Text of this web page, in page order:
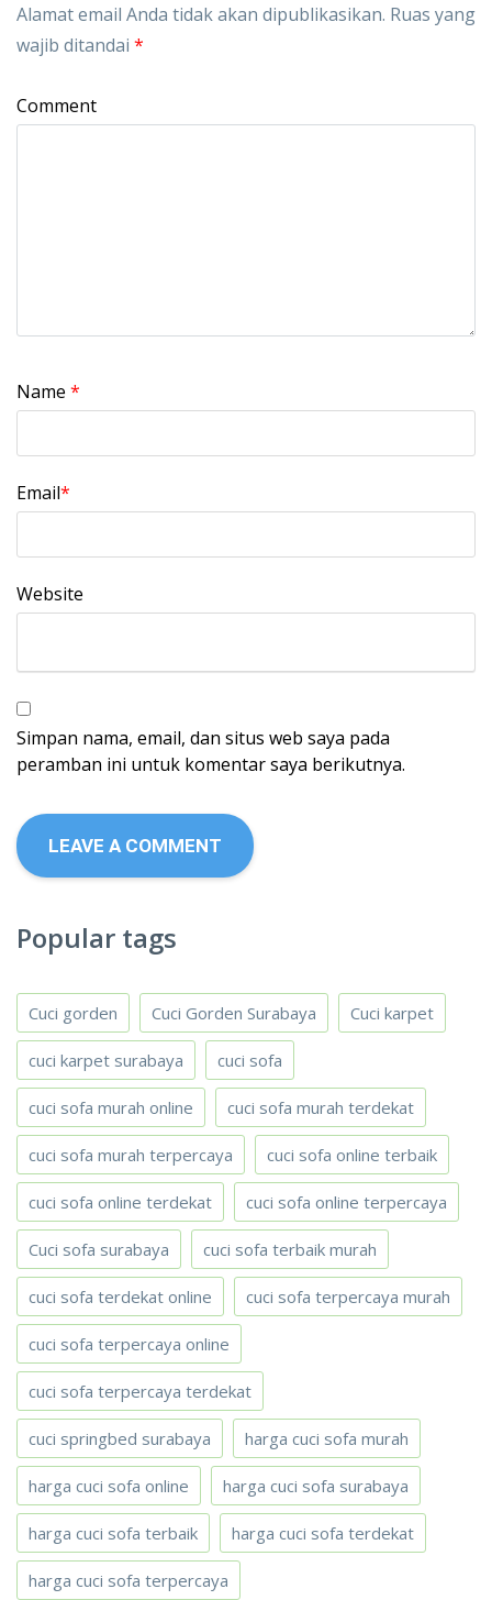
Alamat email Anda tidak akan dipublikasikan. Ruas yang
wajib ditandai *
Comment
Name *
Email*
Website
Simpan nama, email, dan situs web saya pada
peramban ini untuk komentar saya berikutnya.
Popular tags
Cuci gorden Cuci Gorden Surabaya Cuci karpet
cuci karpet surabaya cuci sofa
cuci sofa murah online cuci sofa murah terdekat
cuci sofa murah terpercaya cuci sofa online terbaik
cuci sofa online terdekat cuci sofa online terpercaya
Cuci sofa surabaya cuci sofa terbaik murah
cuci sofa terdekat online cuci sofa terpercaya murah
cuci sofa terpercaya online
cuci sofa terpercaya terdekat
cuci springbed surabaya harga cuci sofa murah
harga cuci sofa online harga cuci sofa surabaya
harga cuci sofa terbaik harga cuci sofa terdekat
harga cuci sofa terpercaya